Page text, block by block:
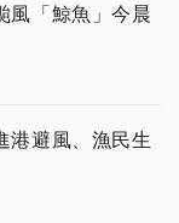
風「鯨魚」今晨
港避風、漁民生